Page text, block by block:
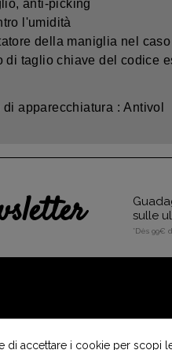
anti-picking
l'umidità
della maniglia nel
di taglio chiave del codice
di apparecchiatura : Antivol
sulle
*Dès 99€
DI VINTAGE
di accettare i cookie per scopi